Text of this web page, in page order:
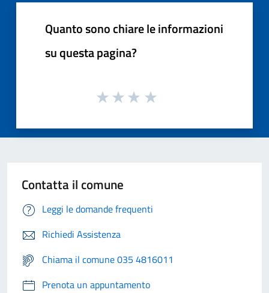
Quanto sono chiare le informazioni
su questa pagina?
Contatta il comune
Leggi le domande frequenti
Richiedi Assistenza
Chiama il comune 035 4816011
Prenota un appuntamento